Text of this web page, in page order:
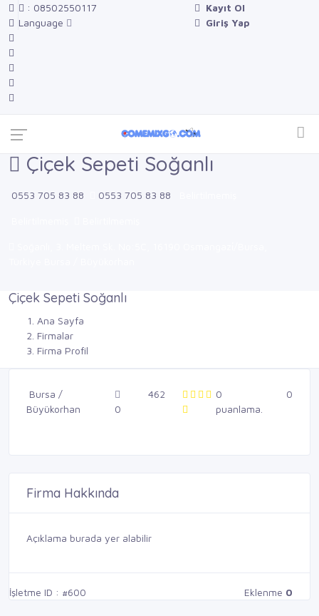
: 08502550117
Language
Kayıt Ol
Giriş Yap
Çiçek Sepeti Soğanlı
0553 705 83 88 0553 705 83 88
Çiçek Sepeti Soğanlı
Ana Sayfa
Firmalar
Firma Profil
Bursa /
Büyükorhan
0
462
0
puanlama.
0
Firma Hakkında
Açıklama burada yer alabilir
İşletme ID : #600 Eklenme 0